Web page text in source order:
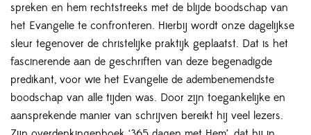
spreken en hem rechtstreeks met de blijde boodschap van
het Evangelie te confronteren. Hierbij wordt onze dagelijkse
sleur tegenover de christelijke praktijk geplaatst. Dat is het
fascinerende aan de geschriften van deze begenadigde
predikant, voor wie het Evangelie de adembenemendste
boodschap van alle tijden was. Door zijn toegankelijke en
aansprekende manier van schrijven bereikt hij veel lezers.